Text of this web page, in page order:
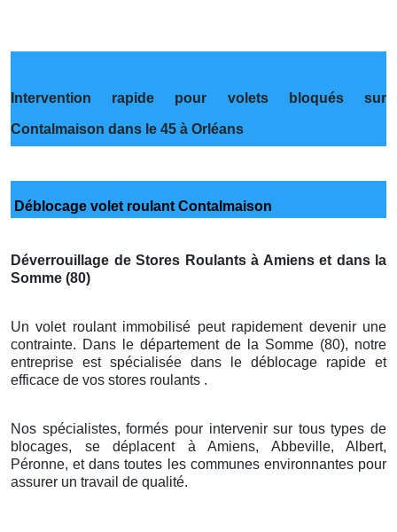
Intervention rapide pour volets bloqués sur
Contalmaison dans le 45 à Orléans
Déblocage volet roulant Contalmaison
Déverrouillage de Stores Roulants à Amiens et dans la
Somme (80)
Un volet roulant immobilisé peut rapidement devenir une
contrainte. Dans le département de la Somme (80), notre
entreprise est spécialisée dans le déblocage rapide et
efficace de vos stores roulants .
Nos spécialistes, formés pour intervenir sur tous types de
blocages, se déplacent à Amiens, Abbeville, Albert,
Péronne, et dans toutes les communes environnantes pour
assurer un travail de qualité.